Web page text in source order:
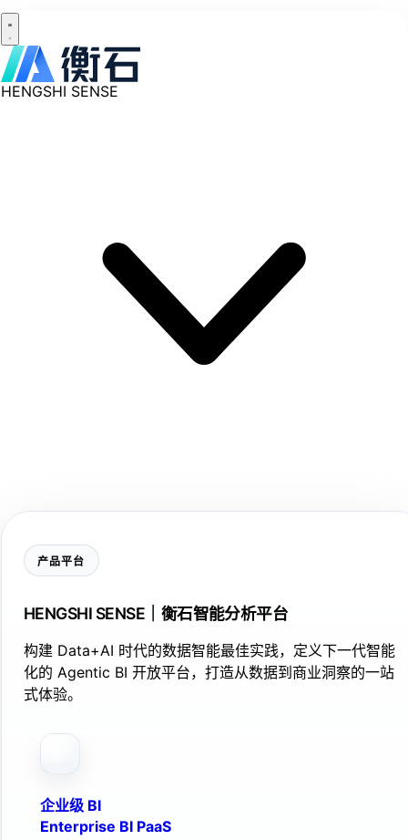
HENGSHI SENSE
产品平台
HENGSHI SENSE｜衡石智能分析平台
构建 Data+AI 时代的数据智能最佳实践，定义下一代智能
化的 Agentic BI 开放平台，打造从数据到商业洞察的一站
式体验。
企业级 BI
Enterprise BI PaaS